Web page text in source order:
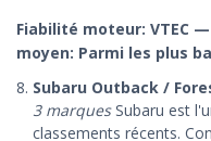
Fiabilité moteur: VTEC
moyen: Parmi les plus
Subaru Outback /
3 marquesSubaru est
classements récents.